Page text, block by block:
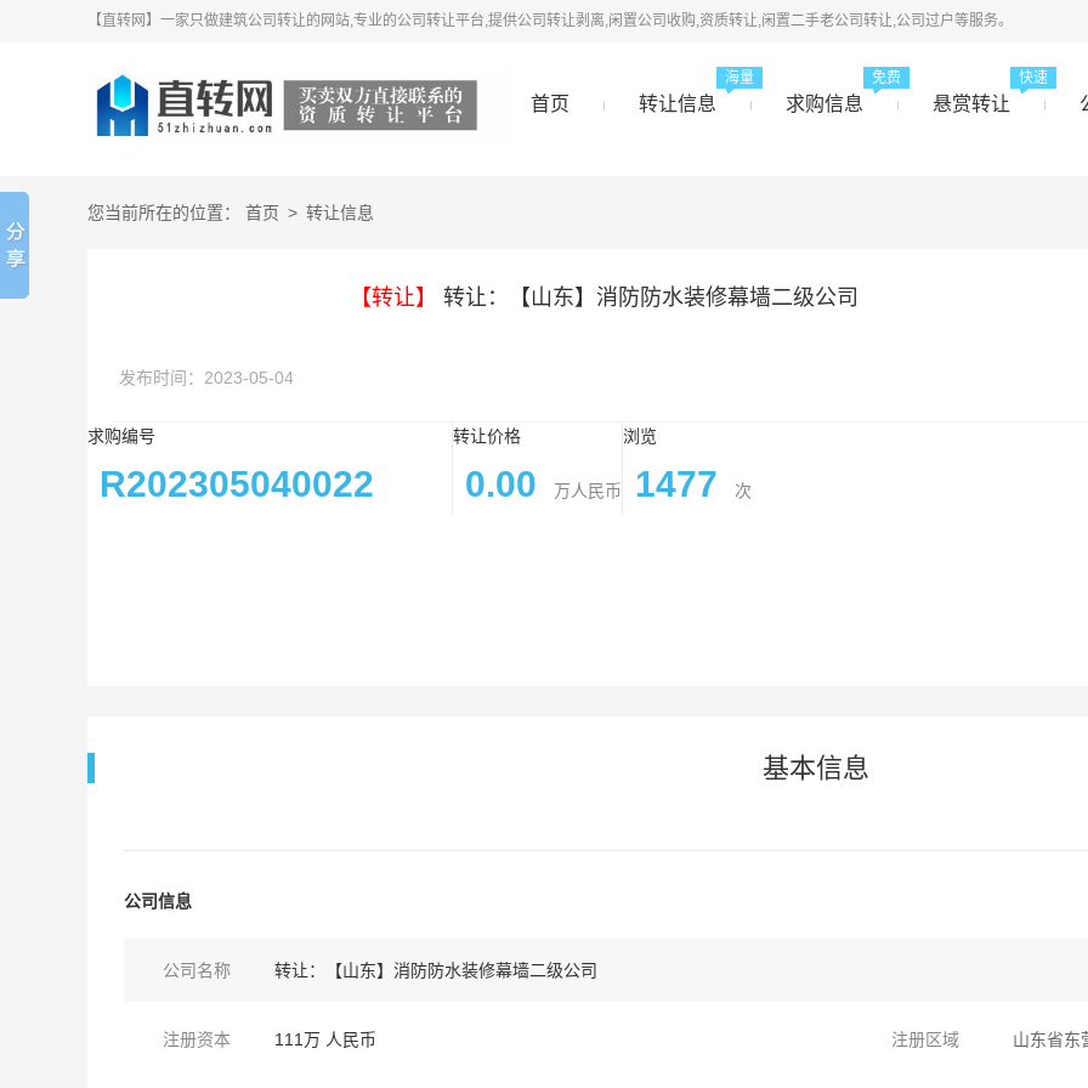
【直转网】一家只做建筑公司转让的网站,专业的公司转让平台,提供公司转让剥离,闲置公司收购,资质转让,闲置二手老公司转让,公司过户等服务。
首页 转让信息
海量
求购信息
免费
悬赏转让
快速
您当前所在的位置： 首页 > 转让信息
【转让】 转让：【山东】消防防水装修幕墙二级公司
发布时间：2023-05-04
求购编号
R202305040022
转让价格
0.00 万人民币
浏览
1477 次
基本信息
公司信息
公司名称 转让：【山东】消防防水装修幕墙二级公司
注册资本 111万 人民币 注册区域 山东省东